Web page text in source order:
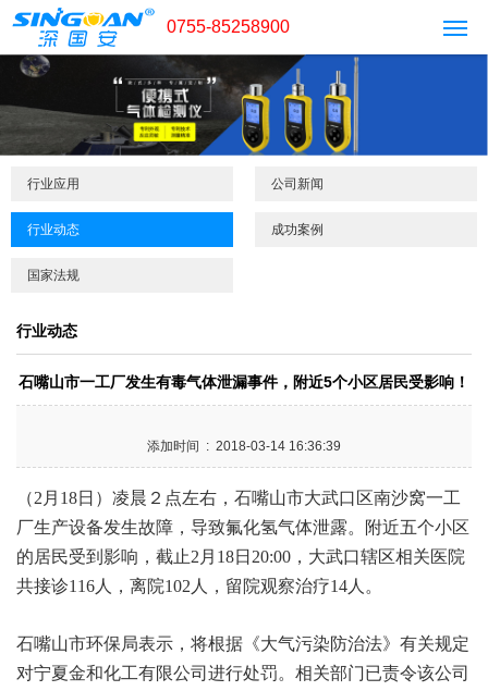
0755-85258900
行业应用 公司新闻
行业动态 成功案例
国家法规
行业动态
石嘴山市一工厂发生有毒气体泄漏事件，附近5个小区居民受影响！
添加时间 : 2018-03-14 16:36:39
（2月18日）凌晨２点左右，石嘴山市大武口区南沙窝一工
厂生产设备发生故障，导致氟化氢气体泄露。附近五个小区
的居民受到影响，截止2月18日20:00，大武口辖区相关医院
共接诊116人，离院102人，留院观察治疗14人。
石嘴山市环保局表示，将根据《大气污染防治法》有关规定
对宁夏金和化工有限公司进行处罚。相关部门已责令该公司